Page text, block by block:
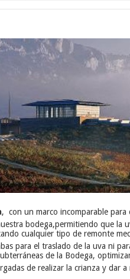
, con un marco incomparable para
bodega,permitiendo que la
cualquier tipo de remonte
para el traslado de la uva ni
de la Bodega,
de realizar la crianza y